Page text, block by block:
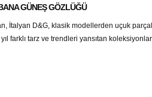
GÜNEŞ GÖZLÜĞÜ
İtalyan D&G, klasik modellerden uçuk
farklı tarz ve trendleri yansıtan